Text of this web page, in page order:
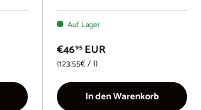
Auf Lager
€4695 EUR
Grundpreis
123.55€/l
In den Warenkorb